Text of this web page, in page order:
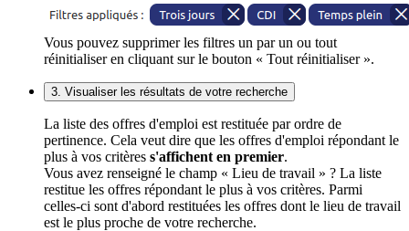
Vous pouvez supprimer les filtres un par un ou tout
réinitialiser en cliquant sur le bouton « Tout réinitialiser ».
3. Visualiser les résultats de votre recherche
La liste des offres d'emploi est restituée par ordre de
pertinence. Cela veut dire que les offres d'emploi répondant le
plus à vos critères s'affichent en premier.
Vous avez renseigné le champ « Lieu de travail » ? La liste
restitue les offres répondant le plus à vos critères. Parmi
celles-ci sont d'abord restituées les offres dont le lieu de travail
est le plus proche de votre recherche.